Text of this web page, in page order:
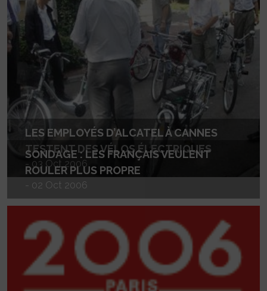
LES EMPLOYÉS D’ALCATEL À CANNES
TESTENT DES VÉLOS ÉLECTRIQUES
- 03 Oct 2006
SONDAGE : LES FRANÇAIS VEULENT
ROULER PLUS PROPRE
- 02 Oct 2006